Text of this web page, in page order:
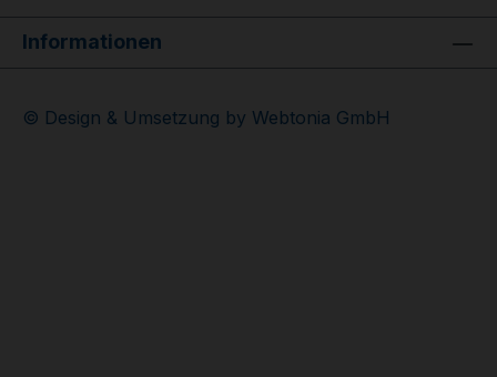
Informationen
© Design & Umsetzung by Webtonia GmbH